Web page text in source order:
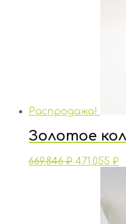
Распродажа!
Золотое
669,846₽ 471,055 ₽